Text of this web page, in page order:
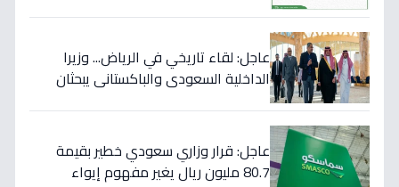
عاجل: لقاء تاريخي في الرياض... وزيرا
الداخلية السعودي والباكستاني يبحثان
عاجل: قرار وزاري سعودي خطير بقيمة
80.7 مليون ريال يغير مفهوم إيواء